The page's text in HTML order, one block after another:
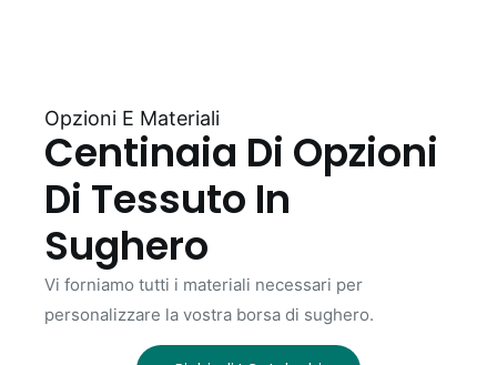
Opzioni E Materiali
Centinaia Di Opzioni
Di Tessuto In
Sughero
Vi forniamo tutti i materiali necessari per
personalizzare la vostra borsa di sughero.